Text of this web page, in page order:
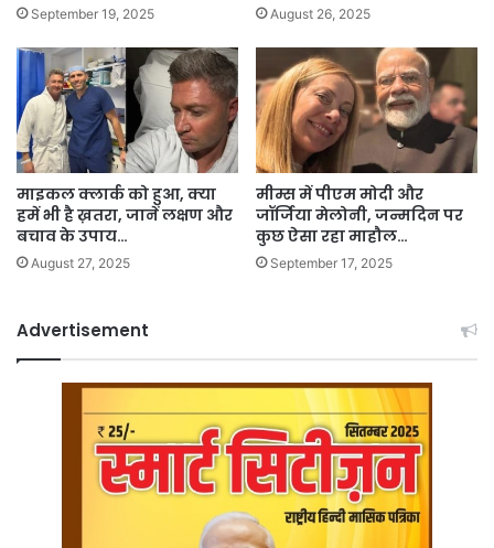
September 19, 2025 August 26, 2025
माइकल क्लार्क को हुआ, क्या
हमें भी है ख़तरा, जानें लक्षण और
बचाव के उपाय…
August 27, 2025
मीम्स में पीएम मोदी और
जॉर्जिया मेलोनी, जन्मदिन पर
कुछ ऐसा रहा माहौल…
September 17, 2025
Advertisement